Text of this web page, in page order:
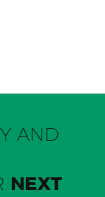
AND
NEXT